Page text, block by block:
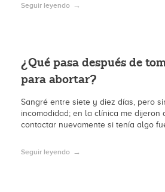
Seguir leyendo
¿Qué pasa después de
para abortar?
Sangré entre siete y diez días, pero
incomodidad; en la clínica me dijeron
contactar nuevamente si tenía algo
Seguir leyendo